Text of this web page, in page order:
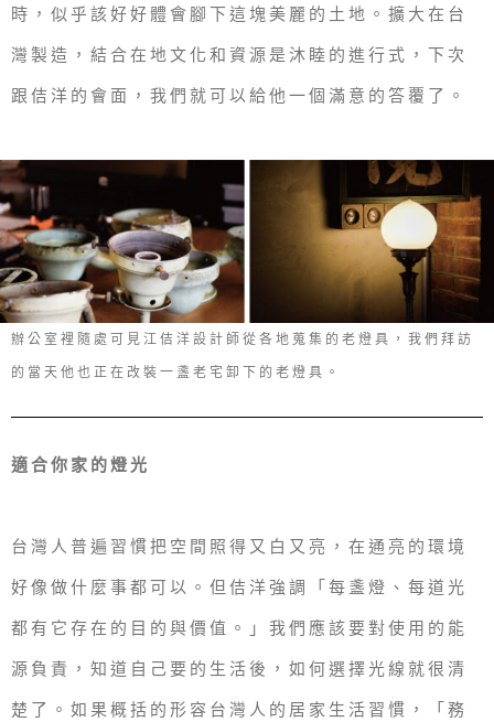
時，似乎該好好體會腳下這塊美麗的土地。擴大在台
灣製造，結合在地文化和資源是沐睦的進行式，下次
跟佶洋的會面，我們就可以給他一個滿意的答覆了。
辦公室裡隨處可見江佶洋設計師從各地蒐集的老燈具，我們拜訪
的當天他也正在改裝一盞老宅卸下的老燈具。
適合你家的燈光
台灣人普遍習慣把空間照得又白又亮，在通亮的環境
好像做什麼事都可以。但佶洋強調「每盞燈、每道光
都有它存在的目的與價值。」我們應該要對使用的能
源負責，知道自己要的生活後，如何選擇光線就很清
楚了。如果概括的形容台灣人的居家生活習慣，「務